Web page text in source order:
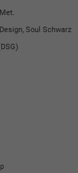
Soul Schwarz